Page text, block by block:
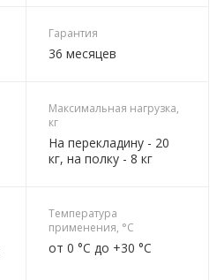
Гарантия
36 месяцев
Максимальная нагрузка,
кг
На перекладину - 20
кг, на полку - 8 кг
Температура
применения, °C
от 0 °C до +30 °C